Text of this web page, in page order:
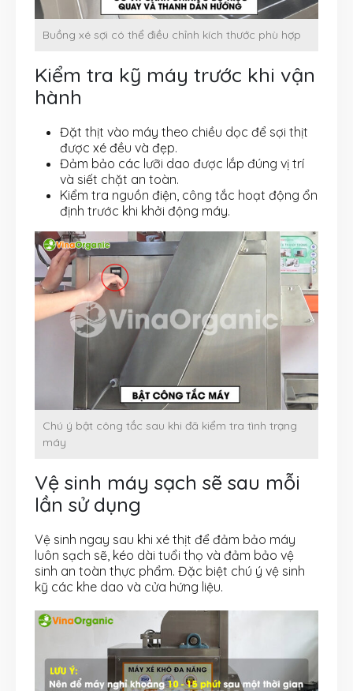
Buồng xé sợi có thể điều chỉnh kích thước phù hợp
Kiểm tra kỹ máy trước khi vận
hành
Đặt thịt vào máy theo chiều dọc để sợi thịt
được xé đều và đẹp.
Đảm bảo các lưỡi dao được lắp đúng vị trí
và siết chặt an toàn.
Kiểm tra nguồn điện, công tắc hoạt động ổn
định trước khi khởi động máy.
Chú ý bật công tắc sau khi đã kiểm tra tình trạng
máy
Vệ sinh máy sạch sẽ sau mỗi
lần sử dụng
Vệ sinh ngay sau khi xé thịt để đảm bảo máy
luôn sạch sẽ, kéo dài tuổi thọ và đảm bảo vệ
sinh an toàn thực phẩm. Đặc biệt chú ý vệ sinh
kỹ các khe dao và cửa hứng liệu.